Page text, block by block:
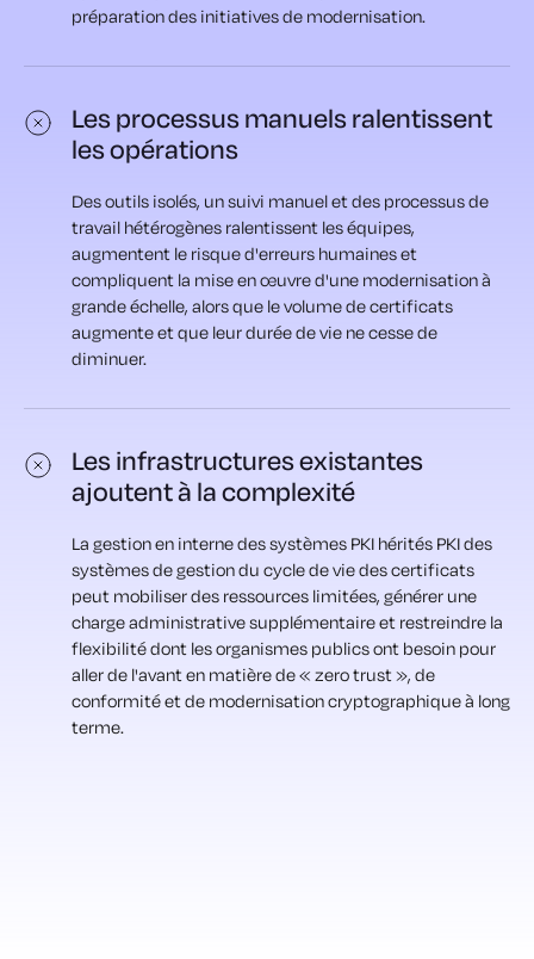
préparation des initiatives de modernisation.
Les processus manuels ralentissent
les opérations
Des outils isolés, un suivi manuel et des processus de
travail hétérogènes ralentissent les équipes,
augmentent le risque d'erreurs humaines et
compliquent la mise en œuvre d'une modernisation à
grande échelle, alors que le volume de certificats
augmente et que leur durée de vie ne cesse de
diminuer.
Les infrastructures existantes
ajoutent à la complexité
La gestion en interne des systèmes PKI hérités PKI des
systèmes de gestion du cycle de vie des certificats
peut mobiliser des ressources limitées, générer une
charge administrative supplémentaire et restreindre la
flexibilité dont les organismes publics ont besoin pour
aller de l'avant en matière de « zero trust », de
conformité et de modernisation cryptographique à long
terme.